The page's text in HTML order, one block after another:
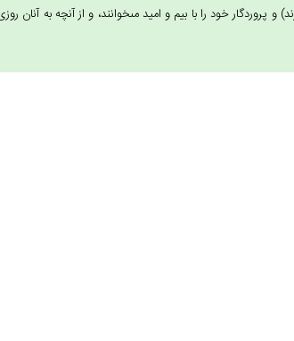
خود را با بيم و اميد مى‏خوانند، و از آنچه به آنان